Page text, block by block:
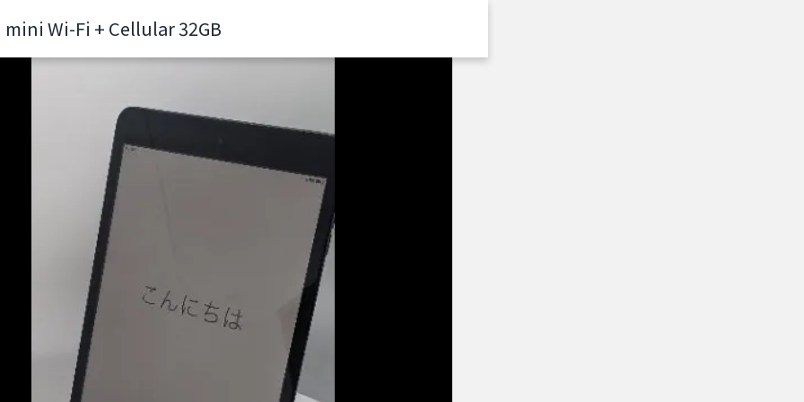
mini Wi-Fi + Cellular 32GB